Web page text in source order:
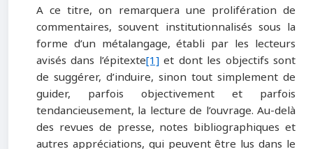
A ce titre, on remarquera une prolifération de
commentaires, souvent institutionnalisés sous la
forme d’un métalangage, établi par les lecteurs
avisés dans l’épitexte[1]et dont les objectifs sont
de suggérer, d’induire, sinon tout simplement de
guider, parfois objectivement et parfois
tendancieusement, la lecture de l’ouvrage. Au-delà
des revues de presse, notes bibliographiques et
autres appréciations, qui peuvent être lus dans le